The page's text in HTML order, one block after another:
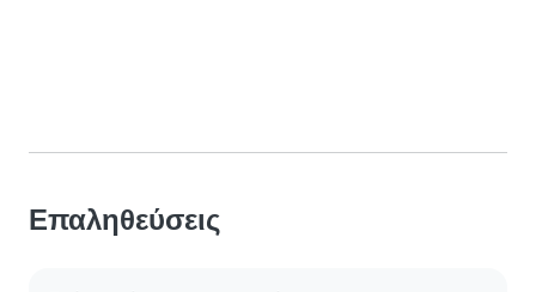
Επαληθεύσεις